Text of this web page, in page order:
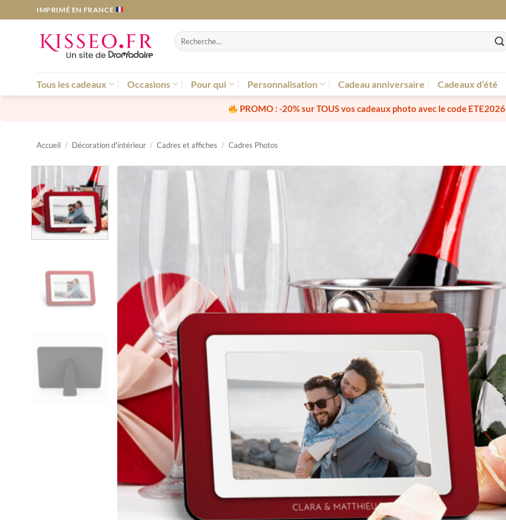
au
IMPRIMÉ EN FRANCE
Recherche
pour :
Tous les cadeaux Occasions Pour qui Personnalisation Cadeau anniversaire Cadeaux d’été
PROMO : -20% sur TOUS vos cadeaux photo avec le code ETE2026
Accueil / Décoration d'intérieur / Cadres et affiches / Cadres Photos